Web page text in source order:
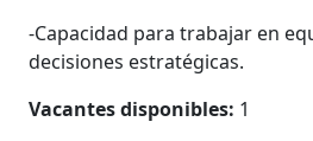
-Capacidad para trabajar en
decisiones estratégicas.
Vacantes disponibles: 1